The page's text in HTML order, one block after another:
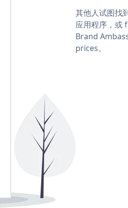
其他人试图找
应用程序，或
Brand
prices。